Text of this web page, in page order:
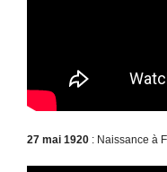
27 mai 1920 : Naissance à